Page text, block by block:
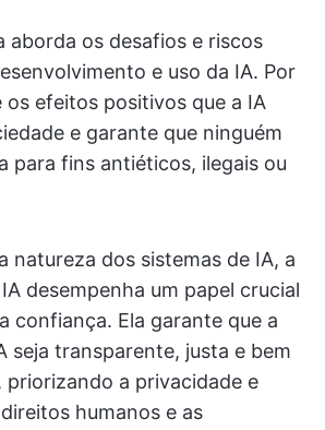
aborda os desafios e riscos
e uso da IA. Por
efeitos positivos que a IA
e garante que ninguém
para fins antiéticos, ilegais ou
natureza dos sistemas de IA, a
desempenha um papel crucial
confiança. Ela garante que a
seja transparente, justa e bem
priorizando a privacidade e
humanos e as